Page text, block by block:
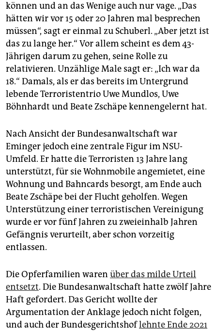
können und an das Wenige auch nur vage. „Das
hätten wir vor 15 oder 20 Jahren mal besprechen
müssen“, sagt er einmal zu Schuberl. „Aber jetzt ist
das zu lange her.“ Vor allem scheint es dem 43-
Jährigen darum zu gehen, seine Rolle zu
relativieren. Unzählige Male sagt er: „Ich war da
18.“ Damals, als er das bereits im Untergrund
lebende Terroristentrio Uwe Mundlos, Uwe
Böhnhardt und Beate Zschäpe kennengelernt hat.
Nach Ansicht der Bundesanwaltschaft war
Eminger jedoch eine zentrale Figur im NSU-
Umfeld. Er hatte die Terroristen 13 Jahre lang
unterstützt, für sie Wohnmobile angemietet, eine
Wohnung und Bahncards besorgt, am Ende auch
Beate Zschäpe bei der Flucht geholfen. Wegen
Unterstützung einer terroristischen Vereinigung
wurde er vor fünf Jahren zu zweieinhalb Jahren
Gefängnis verurteilt, aber schon vorzeitig
entlassen.
Die Opferfamilien waren über das milde Urteil
entsetzt. Die Bundesanwaltschaft hatte zwölf Jahre
Haft gefordert. Das Gericht wollte der
Argumentation der Anklage jedoch nicht folgen,
und auch der Bundesgerichtshoflehnte Ende 2021